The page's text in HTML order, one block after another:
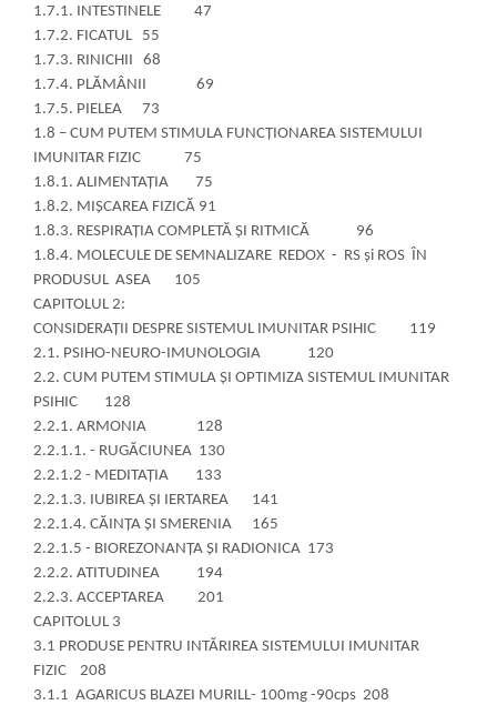
1.7.1. INTESTINELE 47
1.7.2. FICATUL 55
1.7.3. RINICHII 68
1.7.4. PLĂMÂNII 69
1.7.5. PIELEA 73
1.8 – CUM PUTEM STIMULA FUNCŢIONAREA SISTEMULUI
IMUNITAR FIZIC 75
1.8.1. ALIMENTAŢIA 75
1.8.2. MIŞCAREA FIZICĂ 91
1.8.3. RESPIRAȚIA COMPLETĂ ȘI RITMICĂ 96
1.8.4. MOLECULE DE SEMNALIZARE REDOX - RS și ROS ÎN
PRODUSUL ASEA 105
CAPITOLUL 2:
CONSIDERAȚII DESPRE SISTEMUL IMUNITAR PSIHIC 119
2.1. PSIHO-NEURO-IMUNOLOGIA 120
2.2. CUM PUTEM STIMULA ȘI OPTIMIZA SISTEMUL IMUNITAR
PSIHIC 128
2.2.1. ARMONIA 128
2.2.1.1. - RUGĂCIUNEA 130
2.2.1.2 - MEDITAȚIA 133
2.2.1.3. IUBIREA ȘI IERTAREA 141
2.2.1.4. CĂINȚA ȘI SMERENIA 165
2.2.1.5 - BIOREZONANȚA ȘI RADIONICA 173
2.2.2. ATITUDINEA 194
2.2.3. ACCEPTAREA 201
CAPITOLUL 3
3.1 PRODUSE PENTRU INTĂRIREA SISTEMULUI IMUNITAR
FIZIC 208
3.1.1 AGARICUS BLAZEI MURILL- 100mg -90cps 208